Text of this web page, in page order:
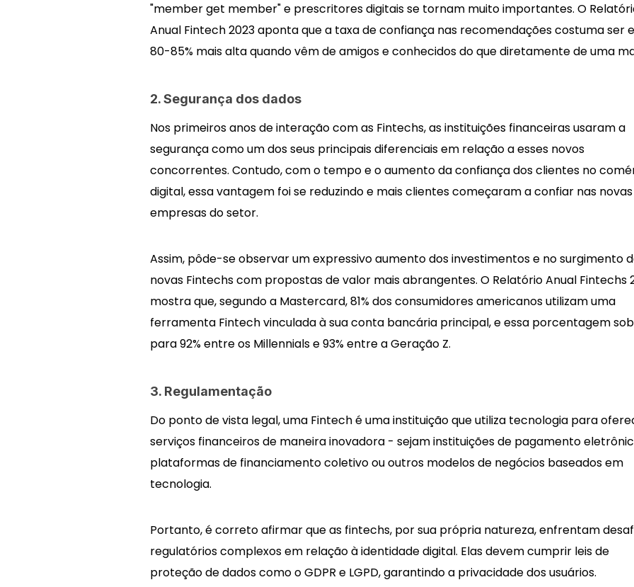
"member get member" e prescritores digitais se tornam muito importantes. O
Anual Fintech 2023 aponta que a taxa de confiança nas recomendações costuma ser
80-85% mais alta quando vêm de amigos e conhecidos do que diretamente de uma
2. Segurança dos dados
Nos primeiros anos de interação com as Fintechs, as instituições financeiras usaram a
segurança como um dos seus principais diferenciais em relação a esses novos
concorrentes. Contudo, com o tempo e o aumento da confiança dos clientes no
digital, essa vantagem foi se reduzindo e mais clientes começaram a confiar nas novas
empresas do setor.
Assim, pôde-se observar um expressivo aumento dos investimentos e no surgimento
novas Fintechs com propostas de valor mais abrangentes. O Relatório Anual Fintechs
mostra que, segundo a Mastercard, 81% dos consumidores americanos utilizam uma
ferramenta Fintech vinculada à sua conta bancária principal, e essa porcentagem
para 92% entre os Millennials e 93% entre a Geração Z.
3. Regulamentação
Do ponto de vista legal, uma Fintech é uma instituição que utiliza tecnologia para
serviços financeiros de maneira inovadora - sejam instituições de pagamento
plataformas de financiamento coletivo ou outros modelos de negócios baseados em
tecnologia.
Portanto, é correto afirmar que as fintechs, por sua própria natureza, enfrentam
regulatórios complexos em relação à identidade digital. Elas devem cumprir leis de
proteção de dados como o GDPR e LGPD, garantindo a privacidade dos usuários.